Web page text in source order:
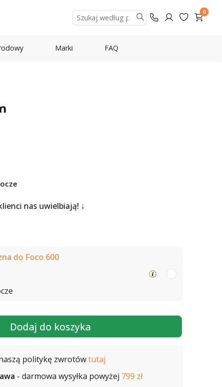
0
Marki FAQ
nas uwielbiają!
do Foco 600
Dodaj do koszyka
politykę zwrotówtutaj
- darmowa wysyłka powyżej 799 zł